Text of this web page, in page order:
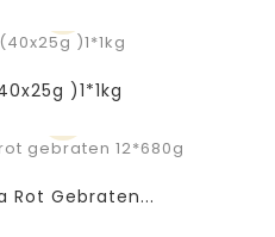
)1*1kg
Rot Gebraten...